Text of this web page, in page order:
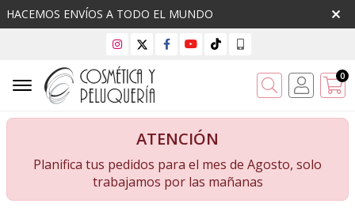
HACEMOS ENVÍOS A TODO EL MUNDO
Buscar 0
ATENCIÓN
Planifica tus pedidos para el mes de Agosto, solo
trabajamos por las mañanas